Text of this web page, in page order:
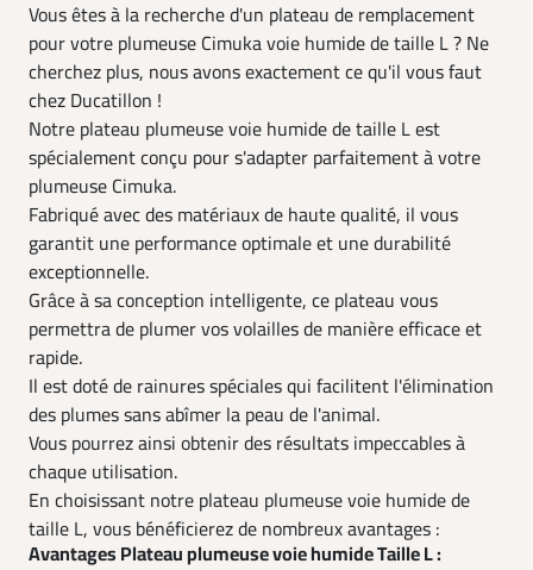
Vous êtes à la recherche d'un plateau de remplacement
pour votre plumeuse Cimuka voie humide de taille L ? Ne
cherchez plus, nous avons exactement ce qu'il vous faut
chez Ducatillon !
Notre plateau plumeuse voie humide de taille L est
spécialement conçu pour s'adapter parfaitement à votre
plumeuse Cimuka.
Fabriqué avec des matériaux de haute qualité, il vous
garantit une performance optimale et une durabilité
exceptionnelle.
Grâce à sa conception intelligente, ce plateau vous
permettra de plumer vos volailles de manière efficace et
rapide.
Il est doté de rainures spéciales qui facilitent l'élimination
des plumes sans abîmer la peau de l'animal.
Vous pourrez ainsi obtenir des résultats impeccables à
chaque utilisation.
En choisissant notre plateau plumeuse voie humide de
taille L, vous bénéficierez de nombreux avantages :
Avantages Plateau plumeuse voie humide Taille L :